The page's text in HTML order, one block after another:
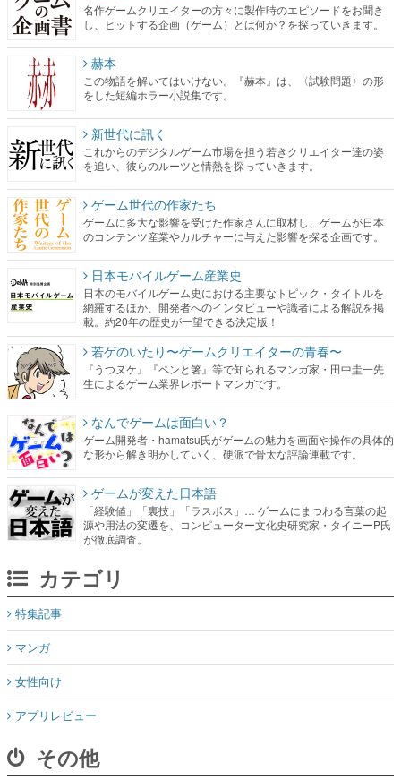
この物語を解いてはいけない。『赫本』は、〈試験問題〉の形
をした短編ホラー小説集です。
新世代に訊く
これからのデジタルゲーム市場を担う若きクリエイター達の姿
を追い、彼らのルーツと情熱を探っていきます。
ゲーム世代の作家たち
ゲームに多大な影響を受けた作家さんに取材し、ゲームが日本
のコンテンツ産業やカルチャーに与えた影響を探る企画です。
日本モバイルゲーム産業史
日本のモバイルゲーム史における主要なトピック・タイトルを
網羅するほか、開発者へのインタビューや識者による解説を掲
若ゲのいたり〜ゲームクリエイターの青春〜
『うつヌケ』『ペンと箸』等で知られるマンガ家・田中圭一先
生によるゲーム業界レポートマンガです。
なんでゲームは面白い？
ゲーム開発者・hamatsu氏がゲームの魅力を画面や操作の具体的
な形から解き明かしていく、硬派で骨太な評論連載です。
ゲームが変えた日本語
「経験値」「裏技」「ラスボス」… ゲームにまつわる言葉の起
源や用法の変遷を、コンピューター文化史研究家・タイニーP氏
カテゴリ
マンガ
女性向け
アプリレビュー
その他
電ファミニコゲーマーとは？
媒体資料はこちら